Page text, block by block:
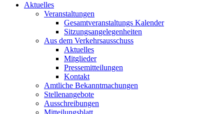
Aktuelles
Veranstaltungen
Gesamtveranstaltungs Kalender
Sitzungsangelegenheiten
Aus dem Verkehrsausschuss
Aktuelles
Mitglieder
Pressemitteilungen
Kontakt
Amtliche Bekanntmachungen
Stellenangebote
Ausschreibungen
Mitteilungsblatt